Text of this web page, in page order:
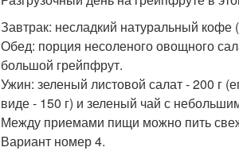
Завтрак: несладкий натуральный кофе
Обед: порция несоленого овощного
большой грейпфрут.
Ужин: зеленый листовой салат - 200 г
виде - 150 г) и зеленый чай с
Между приемами пищи можно пить
Вариант номер 4.